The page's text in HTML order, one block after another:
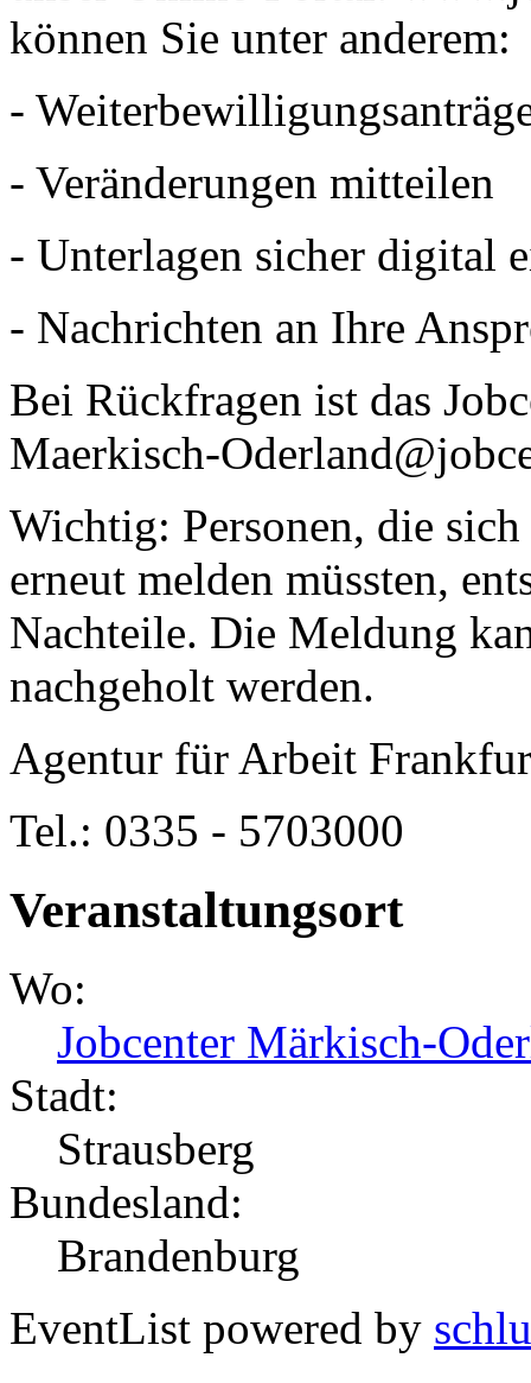
können Sie unter anderem:
-
- Veränderungen mitteilen
- Unterlagen sicher digital
- Nachrichten an Ihre
Bei Rückfragen ist das
Maerkisch-
Wichtig: Personen, die
erneut melden müssten,
Nachteile. Die Meldung
nachgeholt werden.
Agentur für Arbeit
Tel.: 0335 - 5703000
Veranstaltungsort
Wo:
Jobcenter Märkisch-
Stadt:
Strausberg
Bundesland:
Brandenburg
EventList powered by